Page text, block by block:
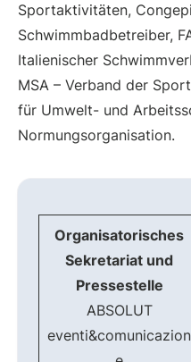
Sportaktivitäten,
Schwimmbadbetreiber,
Italienischer
MSA – Verband der
für Umwelt- und
Normungsorganisation.
Organisatorisches
Sekretariat und
Pressestelle
ABSOLUT
eventi&comunicazion